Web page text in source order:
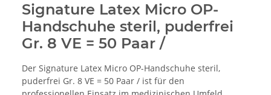
Signature Latex Micro OP-
Handschuhe steril, puderfrei
Gr. 8 VE = 50 Paar /
Der Signature Latex Micro OP-Handschuhe steril,
puderfrei Gr. 8 VE = 50 Paar / ist für den